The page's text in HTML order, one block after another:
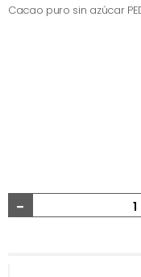
Cacao puro sin azúcar
-